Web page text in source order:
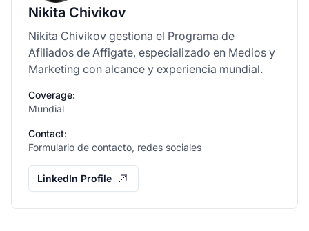
Nikita Chivikov
Nikita Chivikov gestiona el Programa de
Afiliados de Affigate, especializado en Medios y
Marketing con alcance y experiencia mundial.
Coverage:
Mundial
Contact:
Formulario de contacto, redes sociales
LinkedIn Profile